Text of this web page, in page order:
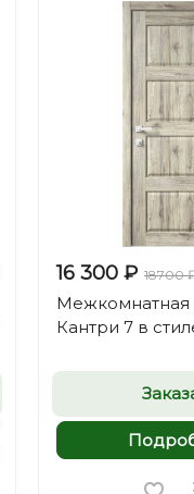
16 300 ₽ 18700
Межкомнатная
Кантри 7 в